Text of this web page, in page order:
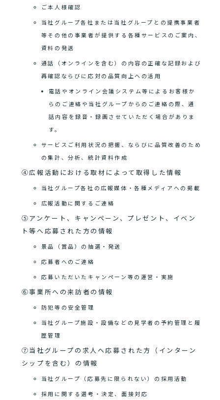
ご本人様確認
当社グループ各社または当社グループとの提携事業者
等その他の事業者が提供する各種サービスのご案内、
資料の発送
通話（オンラインを含む）の内容の正確な記録および
再確認ならびに応対の品質向上への活用
電話やオンライン会議システム等によるお客様か
らのご連絡や当社グループからのご連絡の際、通
話内容を録音・録画させていただく場合がありま
す。
サービスご利用状況の把握、ならびに品質改善のため
の集計、分析、統計資料作成
④広報活動における取材によって取得した情報
当社グループ各社の広報媒体・各種メディアへの掲載
広報活動に関するご連絡
⑤アンケート、キャンペーン、プレゼント、イベン
ト等へ応募された方の情報
景品（賞品）の抽選・発送
応募者へのご連絡
応募いただいたキャンペーン等の運営・実施
⑥事業所への来訪者の情報
防犯等の安全管理
当社グループ施設・設備などの見学者の予約管理と履
歴管理
⑦当社グループの求人へ応募された方（インターン
シップを含む）の情報
当社グループ（応募先に限られない）の採用活動
採用に関する選考・決定、面接対応